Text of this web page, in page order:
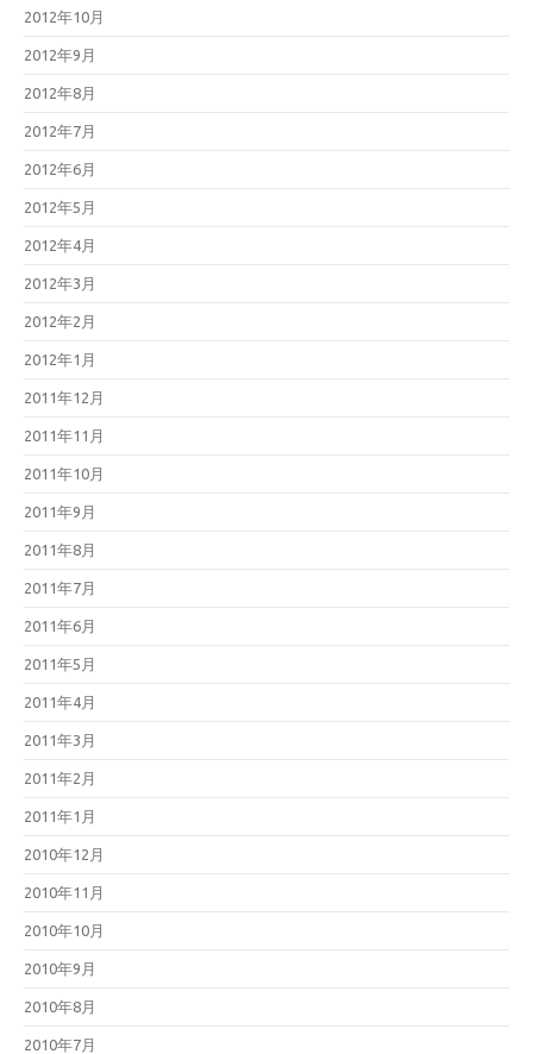
2012年10月
2012年9月
2012年8月
2012年7月
2012年6月
2012年5月
2012年4月
2012年3月
2012年2月
2012年1月
2011年12月
2011年11月
2011年10月
2011年9月
2011年8月
2011年7月
2011年6月
2011年5月
2011年4月
2011年3月
2011年2月
2011年1月
2010年12月
2010年11月
2010年10月
2010年9月
2010年8月
2010年7月